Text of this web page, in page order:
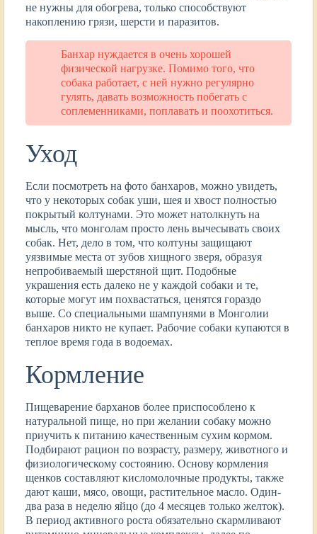
не нужны для обогрева, только способствуют
накоплению грязи, шерсти и паразитов.
Банхар нуждается в очень хорошей
физической нагрузке. Помимо того, что
собака работает, с ней нужно регулярно
гулять, давать возможность побегать с
соплеменниками, поплавать и поохотиться.
Уход
Если посмотреть на фото банхаров, можно увидеть,
что у некоторых собак уши, шея и хвост полностью
покрытый колтунами. Это может натолкнуть на
мысль, что монголам просто лень вычесывать своих
собак. Нет, дело в том, что колтуны защищают
уязвимые места от зубов хищного зверя, образуя
непробиваемый шерстяной щит. Подобные
украшения есть далеко не у каждой собаки и те,
которые могут им похвастаться, ценятся гораздо
выше. Со специальными шампунями в Монголии
банхаров никто не купает. Рабочие собаки купаются в
теплое время года в водоемах.
Кормление
Пищеварение барханов более приспособлено к
натуральной пище, но при желании собаку можно
приучить к питанию качественным сухим кормом.
Подбирают рацион по возрасту, размеру, животного и
физиологическому состоянию. Основу кормления
щенков составляют кисломолочные продукты, также
дают каши, мясо, овощи, растительное масло. Один-
два раза в неделю яйцо (до 4 месяцев только желток).
В период активного роста обязательно скармливают